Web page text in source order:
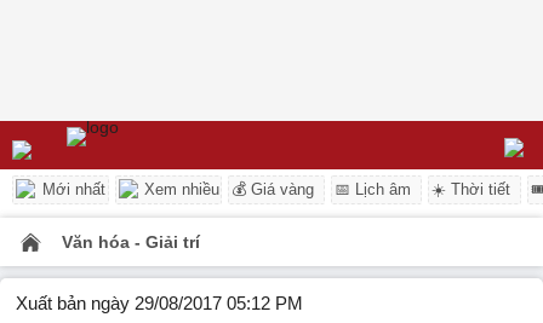
Mới nhất Xem nhiều 💰 Giá vàng 📅 Lịch âm ☀️ Thời tiết
Văn hóa - Giải trí
Xuất bản ngày 29/08/2017 05:12 PM